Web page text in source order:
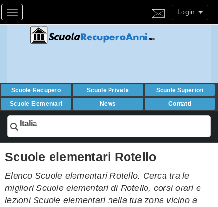
Toggle navigation Login
Scuole Recupero Scuole Private
Scuole Superiori
Scuole Elementari
News Contatti
Italia
Scuole elementari Rotello
Elenco Scuole elementari Rotello. Cerca tra le
migliori Scuole elementari di Rotello, corsi orari e
lezioni Scuole elementari nella tua zona vicino a